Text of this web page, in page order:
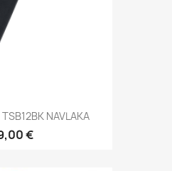
NAVLAKA
€